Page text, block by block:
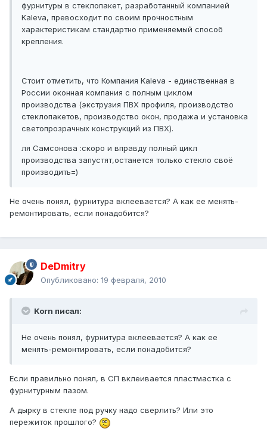
фурнитуры в стеклопакет, разработанный компанией
Kaleva, превосходит по своим прочностным
характеристикам стандартно применяемый способ
крепления.
Стоит отметить, что Компания Kaleva - единственная в
России оконная компания с полным циклом
производства (экструзия ПВХ профиля, производство
стеклопакетов, производство окон, продажа и установка
светопрозрачных конструкций из ПВХ).
ля Самсонова :скоро и вправду полный цикл
производства запустят,останется только стекло своё
производить=)
Не очень понял, фурнитура вклеевается? А как ее менять-
ремонтировать, если понадобится?
DeDmitry
Опубликовано: 19 февраля, 2010
Korn писал:
Не очень понял, фурнитура вклеевается? А как ее
менять-ремонтировать, если понадобится?
Если правильно понял, в СП вклеивается пластмастка с
фурнитурным пазом.
А дырку в стекле под ручку надо сверлить? Или это
пережиток прошлого?